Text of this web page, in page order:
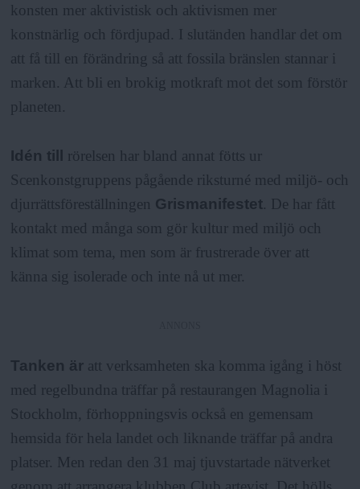
konsten mer aktivistisk och aktivismen mer
konstnärlig och fördjupad. I slutänden handlar det om
att få till en förändring så att fossila bränslen stannar i
marken. Att bli en brokig motkraft mot det som förstör
planeten.
Idén till
rörelsen har bland annat fötts ur
Scenkonstgruppens pågående riksturné med miljö- och
djurrättsföreställningen Grismanifestet. De har fått
kontakt med många som gör kultur med miljö och
klimat som tema, men som är frustrerade över att
känna sig isolerade och inte nå ut mer.
Tanken är att verksamheten ska komma igång i höst
med regelbundna träffar på restaurangen Magnolia i
Stockholm, förhoppningsvis också en gemensam
hemsida för hela landet och liknande träffar på andra
platser. Men redan den 31 maj tjuvstartade nätverket